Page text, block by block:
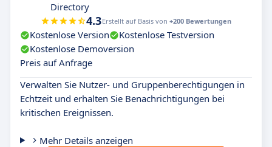
Directory
4.3Erstellt auf Basis von +200 Bewertungen
Kostenlose Version
Kostenlose Testversion
Kostenlose Demoversion
Preis auf Anfrage
Verwalten Sie Nutzer- und Gruppenberechtigungen in
Echtzeit und erhalten Sie Benachrichtigungen bei
kritischen Ereignissen.
Mehr Details anzeigen